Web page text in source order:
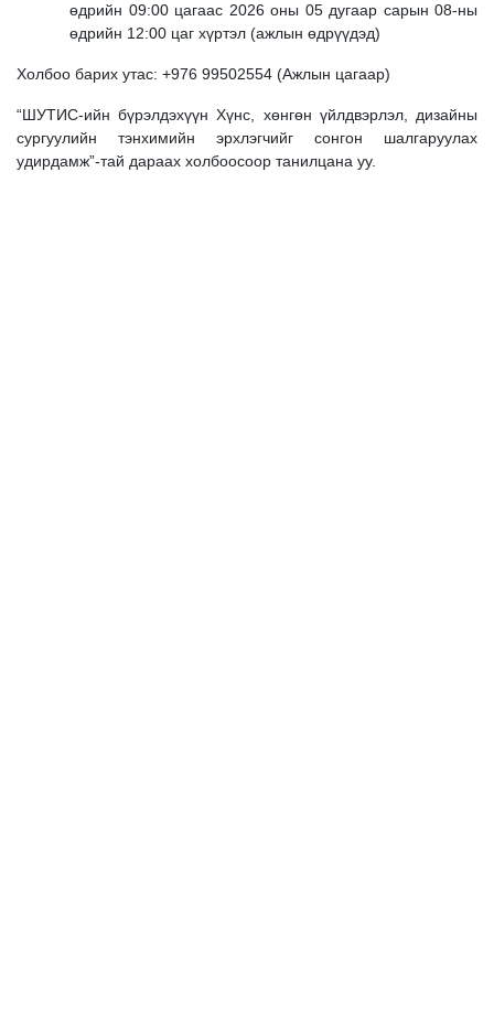
өдрийн 09:00 цагаас 2026 оны 05 дугаар сарын 08-ны
өдрийн 12:00 цаг хүртэл (ажлын өдрүүдэд)
Холбоо барих утас: +976 99502554 (Ажлын цагаар)
“ШУТИС-ийн бүрэлдэхүүн Хүнс, хөнгөн үйлдвэрлэл, дизайны
сургуулийн тэнхимийн эрхлэгчийг сонгон шалгаруулах
удирдамж”-тай дараах холбоосоор танилцана уу.